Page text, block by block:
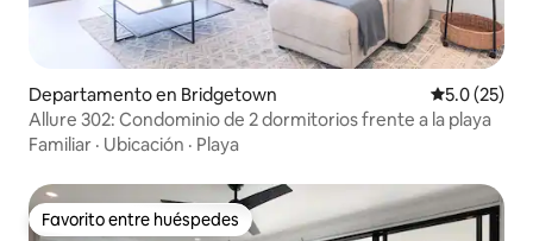
Departamento en Bridgetown Calificación
5.0 (25)
Allure 302: Condominio de 2 dormitorios frente a la playa
Familiar · Ubicación · Playa
Favorito entre huéspedes
Favorito entre huéspedes